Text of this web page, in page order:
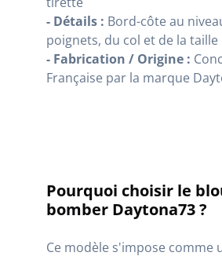
- Détails : Bord-côte au
poignets, du col et de la taille
- Fabrication / Origine :
Française par la marque
Pourquoi choisir le
bomber Daytona73 ?
Ce modèle s'impose comme